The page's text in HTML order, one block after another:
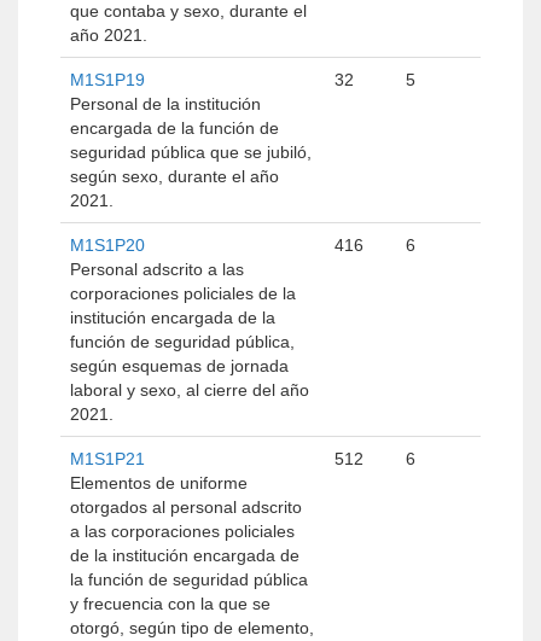
que contaba y sexo, durante el
año 2021.
M1S1P19
Personal de la institución
encargada de la función de
seguridad pública que se jubiló,
según sexo, durante el año
2021.
32 5
M1S1P20
Personal adscrito a las
corporaciones policiales de la
institución encargada de la
función de seguridad pública,
según esquemas de jornada
laboral y sexo, al cierre del año
2021.
416 6
M1S1P21
Elementos de uniforme
otorgados al personal adscrito
a las corporaciones policiales
de la institución encargada de
la función de seguridad pública
y frecuencia con la que se
otorgó, según tipo de elemento,
512 6